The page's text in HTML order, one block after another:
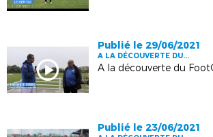
Publié le 29/06/2021
A LA DÉCOUVERTE DU...
A la découverte du
Publié le 23/06/2021